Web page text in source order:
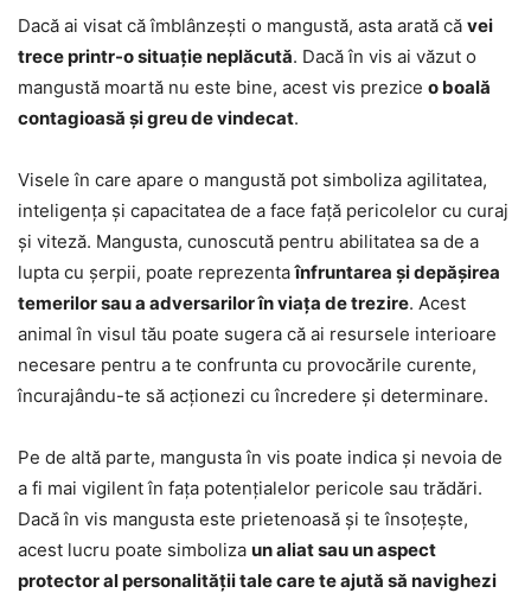
Dacă ai visat că îmblânzești o mangustă, asta arată că vei
trece printr-o situație neplăcută. Dacă în vis ai văzut o
mangustă moartă nu este bine, acest vis prezice o boală
contagioasă și greu de vindecat.
Visele în care apare o mangustă pot simboliza agilitatea,
inteligența și capacitatea de a face față pericolelor cu curaj
și viteză. Mangusta, cunoscută pentru abilitatea sa de a
lupta cu șerpii, poate reprezentaînfruntarea și depășirea
temerilor sau a adversarilor în viața de trezire. Acest
animal în visul tău poate sugera că ai resursele interioare
necesare pentru a te confrunta cu provocările curente,
încurajându-te să acționezi cu încredere și determinare.
Pe de altă parte, mangusta în vis poate indica și nevoia de
a fi mai vigilent în fața potențialelor pericole sau trădări.
Dacă în vis mangusta este prietenoasă și te însoțește,
acest lucru poate simboliza un aliat sau un aspect
protector al personalității tale care te ajută să navighezi